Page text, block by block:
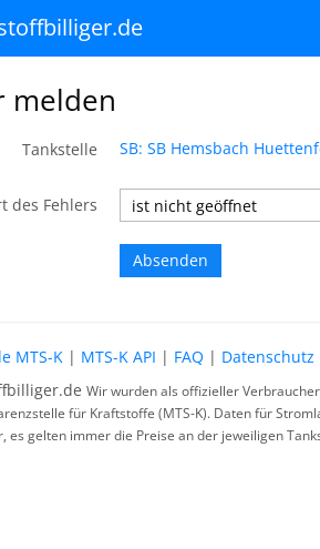
melden
Tankstelle SB: SB Hemsbach
des Fehlers
MTS-K | MTS-K API | FAQ | Datenschutz
Wir wurden als offizieller
für Kraftstoffe (MTS-K). Daten für
es gelten immer die Preise an der jeweiligen